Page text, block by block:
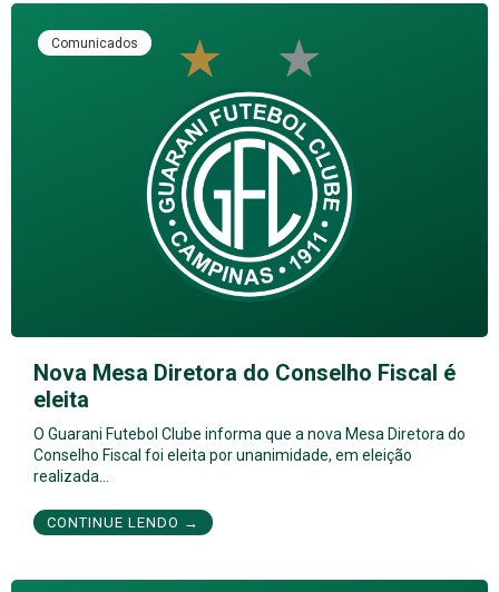
Comunicados
Nova Mesa Diretora do Conselho Fiscal é
eleita
O Guarani Futebol Clube informa que a nova Mesa Diretora do
Conselho Fiscal foi eleita por unanimidade, em eleição
realizada…
CONTINUE LENDO →